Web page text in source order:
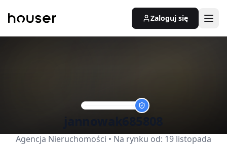
Zaloguj się
Agencja Nieruchomości • Na rynku od: 19 listopada